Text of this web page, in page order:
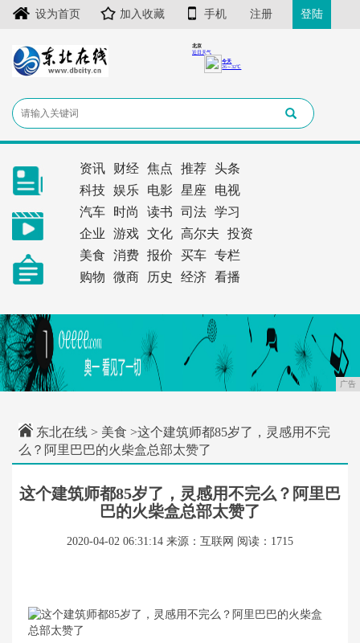
设为首页 加入收藏 手机 注册 登陆
资讯 财经 焦点 推荐
头条
科技
娱乐 电影 星座
电视
汽车
时尚 读书 司法
学习
企业
游戏 文化 高尔夫
投资
美食
消费 报价 买车
专栏
购物
微商 历史 经济 看播
广告
东北在线 > 美食 >这个建筑师都85岁了，灵感用不完
么？阿里巴巴的火柴盒总部太赞了
这个建筑师都85岁了，灵感用不完么？阿里巴
巴的火柴盒总部太赞了
2020-04-02 06:31:14 来源：互联网 阅读：1715